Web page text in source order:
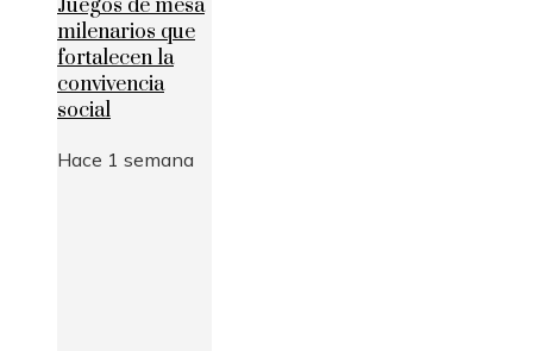
Juegos de mesa
milenarios que
fortalecen la
convivencia
social
Hace 1 semana